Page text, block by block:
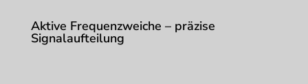
Aktive Frequenzweiche – präzise
Signalaufteilung